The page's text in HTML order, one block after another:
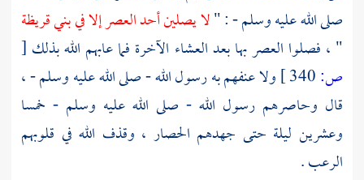
صلى الله عليه وسلم - : "لا يصلين أحد العصر إلا فيبني قريظة
" ، فصلوا العصر بها بعد العشاء الآخرة فما عابهم الله بذلك [
ص:
ولا عنفهم به رسول الله - صلى الله عليه وسلم - ،
قال وحاصرهم رسول الله - صلى الله عليه وسلم - خمسا
وعشرين ليلة حتى جهدهم الحصار ، وقذف الله في قلوبهم
الرعب .